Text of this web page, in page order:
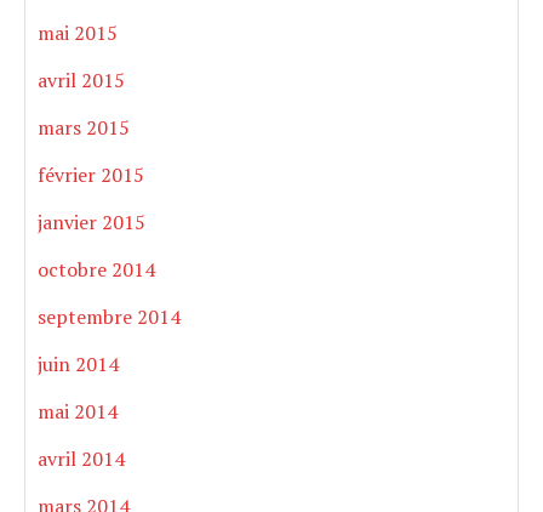
mai 2015
avril 2015
mars 2015
février 2015
janvier 2015
octobre 2014
septembre 2014
juin 2014
mai 2014
avril 2014
mars 2014